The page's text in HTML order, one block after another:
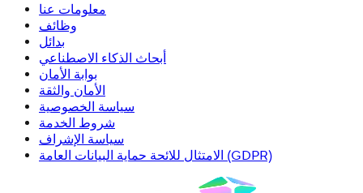
معلومات عنا
وظائف
بدائل
أبحاث الذكاء الاصطناعي
بوابة الأمان
الأمان والثقة
سياسة الخصوصية
شروط الخدمة
سياسة الإشراف
الامتثال للائحة حماية البيانات العامة (GDPR)